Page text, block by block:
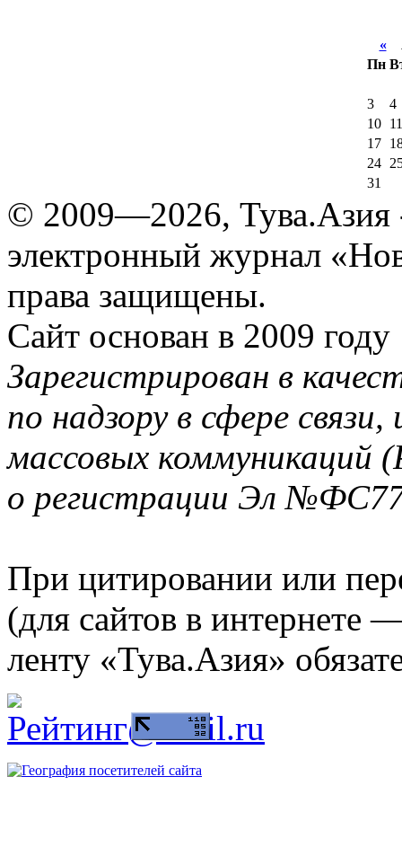
«
Пн
3
4
10
11
17
24
31
© 2009—2026, Тува.Азия
электронный журнал
права защищены.
Сайт основан в 2009 году
Зарегистрирован в
по надзору в сфере
массовых коммуникаций
о регистрации Эл
При цитировании или
(для сайтов в интернете
ленту «Тува.Азия»